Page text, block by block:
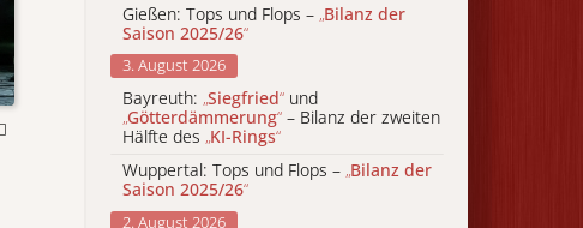
Gießen: Tops und Flops – „Bilanz der
Saison 2025/26“
3. August 2026
Bayreuth: „Siegfried“ und
„Götterdämmerung“ – Bilanz der zweiten
Hälfte des „KI-Rings“
Wuppertal: Tops und Flops – „Bilanz der
Saison 2025/26“
2. August 2026